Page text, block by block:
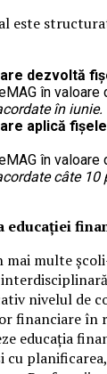
este
dezvoltă
în valoare
în iunie.
aplică
în valoare
câte 10
educației
multe
nivelul de
financiare în
educația
cu